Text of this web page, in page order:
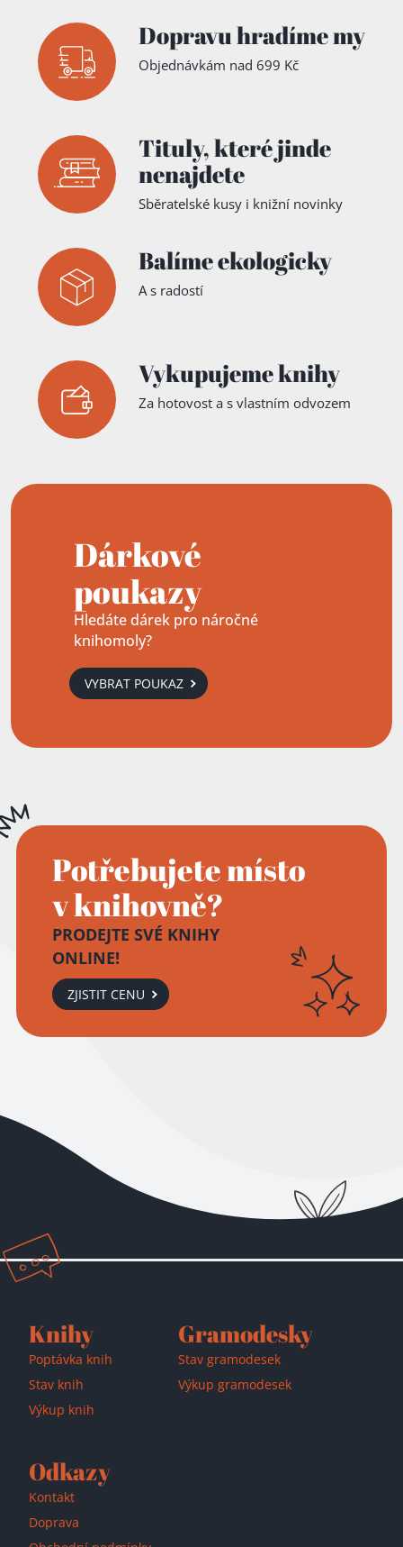
Dopravu hradíme my
Objednávkám nad 699 Kč
Tituly,které jinde
nenajdete
Sběratelské kusy i knižní novinky
Balíme ekologicky
A s radostí
Vykupujeme knihy
Za hotovost a s vlastním odvozem
Dárkové
poukazy
Hledáte dárek pro náročné
knihomoly?
VYBRAT POUKAZ
Potřebujete místo
v knihovně?
PRODEJTE SVÉ KNIHY
ONLINE!
ZJISTIT CENU
Přidáno do košíku!
Knihy
Poptávka knih
Stav knih
Výkup knih
Gramodesky
Stav gramodesek
Výkup gramodesek
Odkazy
Kontakt
Doprava